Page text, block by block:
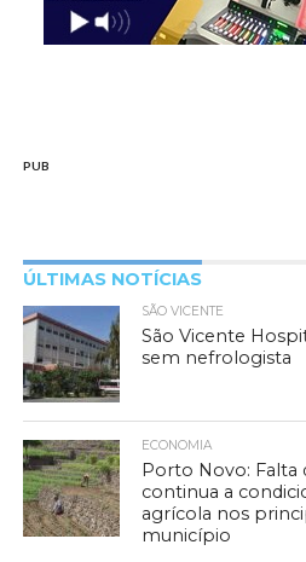
PUB
ÚLTIMAS NOTÍCIAS
SÃO VICENTE
São Vicente
sem nefrologista
ECONOMIA
Porto Novo: Falta
continua a
agrícola nos
município